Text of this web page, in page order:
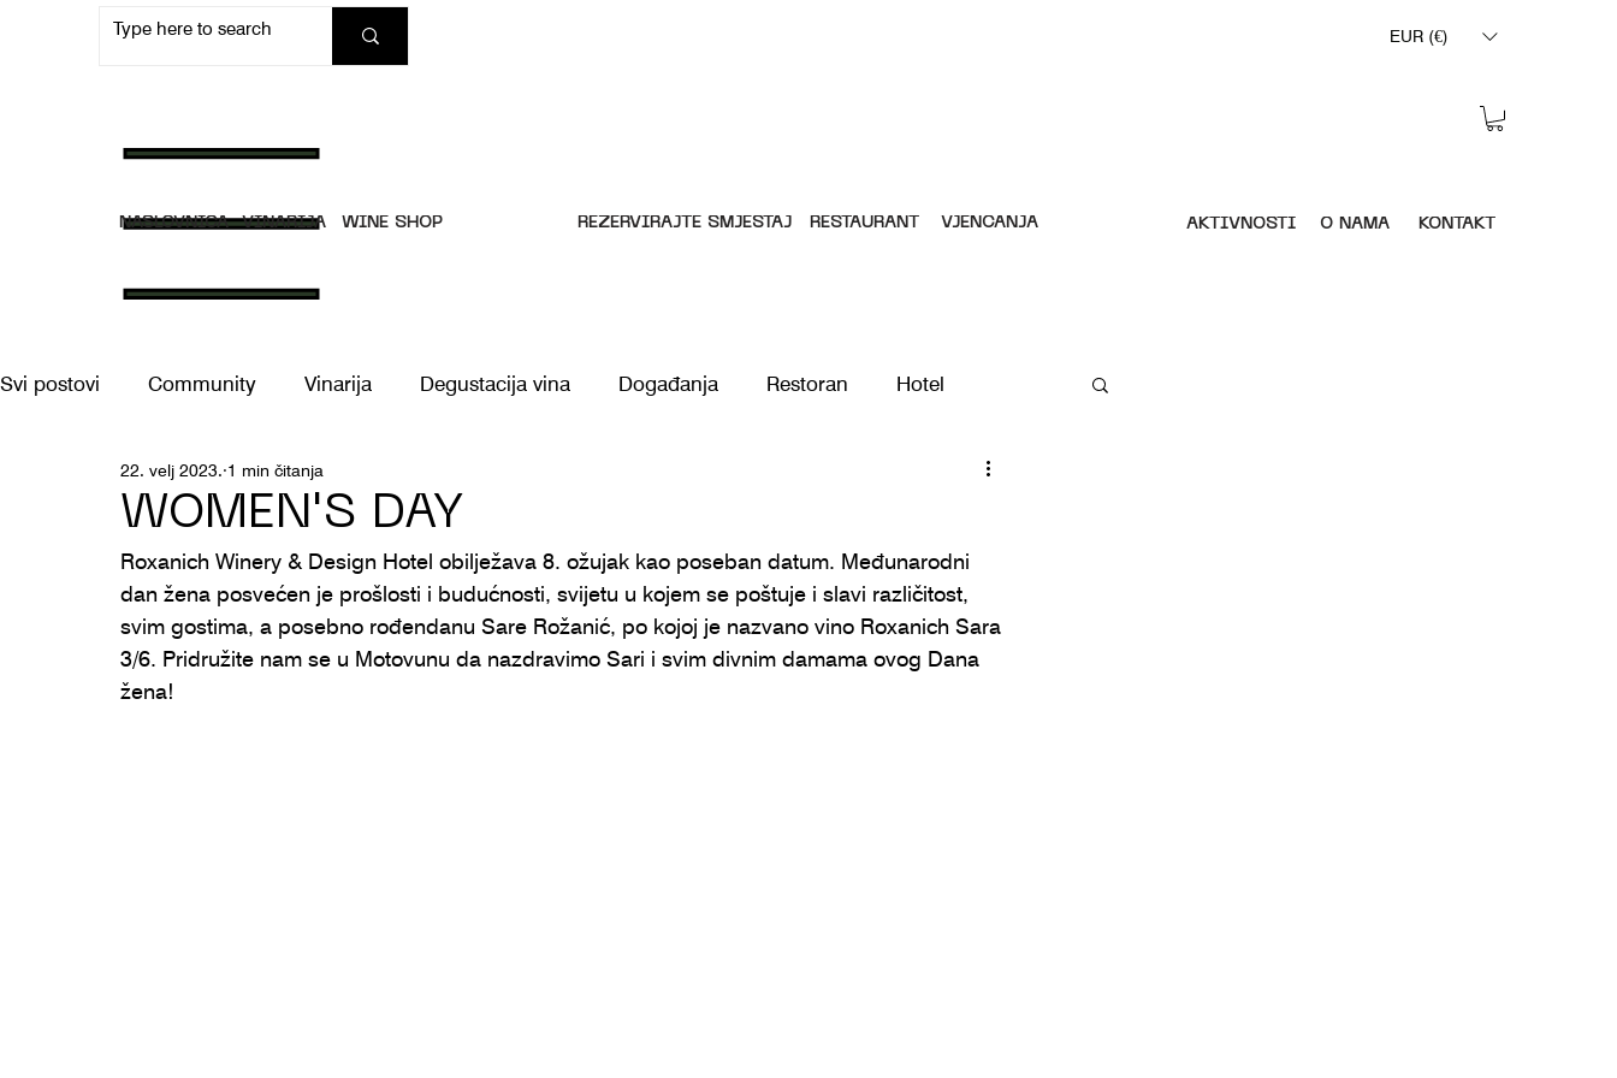
NASLOVNICA VINARIJA WINE SHOP REZERVIRAJTE SMJEŠTAJ RESTAURANT VJENČANJA AKTIVNOSTI O NAMA KONTAKT
EUR (€)
Svi postovi Community Vinarija Degustacija vina Događanja Restoran Hotel
Doživljaji
WOMEN'S DAY
22. velj 2023. 1 min čitanja
Roxanich Winery & Design Hotel obilježava 8. ožujak kao poseban datum. Međunarodni
dan žena posvećen je prošlosti i budućnosti, svijetu u kojem se poštuje i slavi različitost,
svim gostima, a posebno rođendanu Sare Rožanić, po kojoj je nazvano vino Roxanich Sara
3/6. Pridružite nam se u Motovunu da nazdravimo Sari i svim divnim damama ovog Dana
žena!